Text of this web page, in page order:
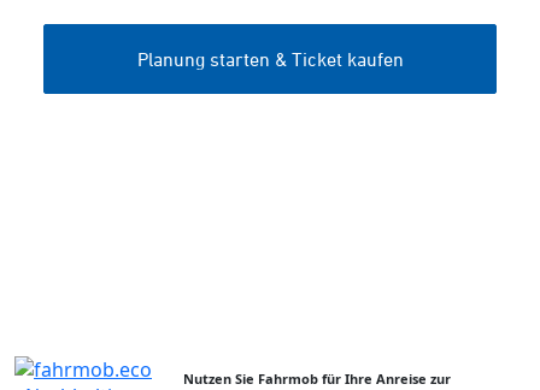
Nutzen Sie Fahrmob für Ihre Anreise zur